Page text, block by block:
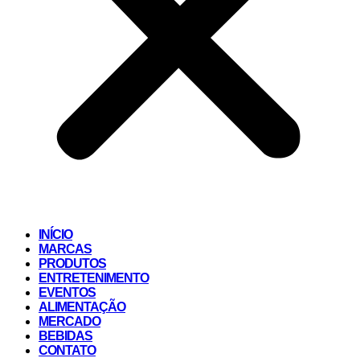
INÍCIO
MARCAS
PRODUTOS
ENTRETENIMENTO
EVENTOS
ALIMENTAÇÃO
MERCADO
BEBIDAS
CONTATO